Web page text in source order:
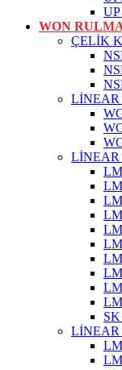
WON
ÇELİK
LİNEAR